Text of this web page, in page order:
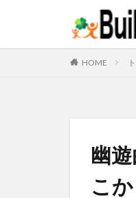
HOME
幽
こ